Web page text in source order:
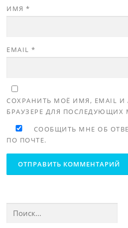
ИМЯ*
EMAIL*
СОХРАНИТЬ МОЁ ИМЯ, EMAIL И
БРАУЗЕРЕ ДЛЯ
СООБЩИТЬ МНЕ ОБ
ПО ПОЧТЕ.